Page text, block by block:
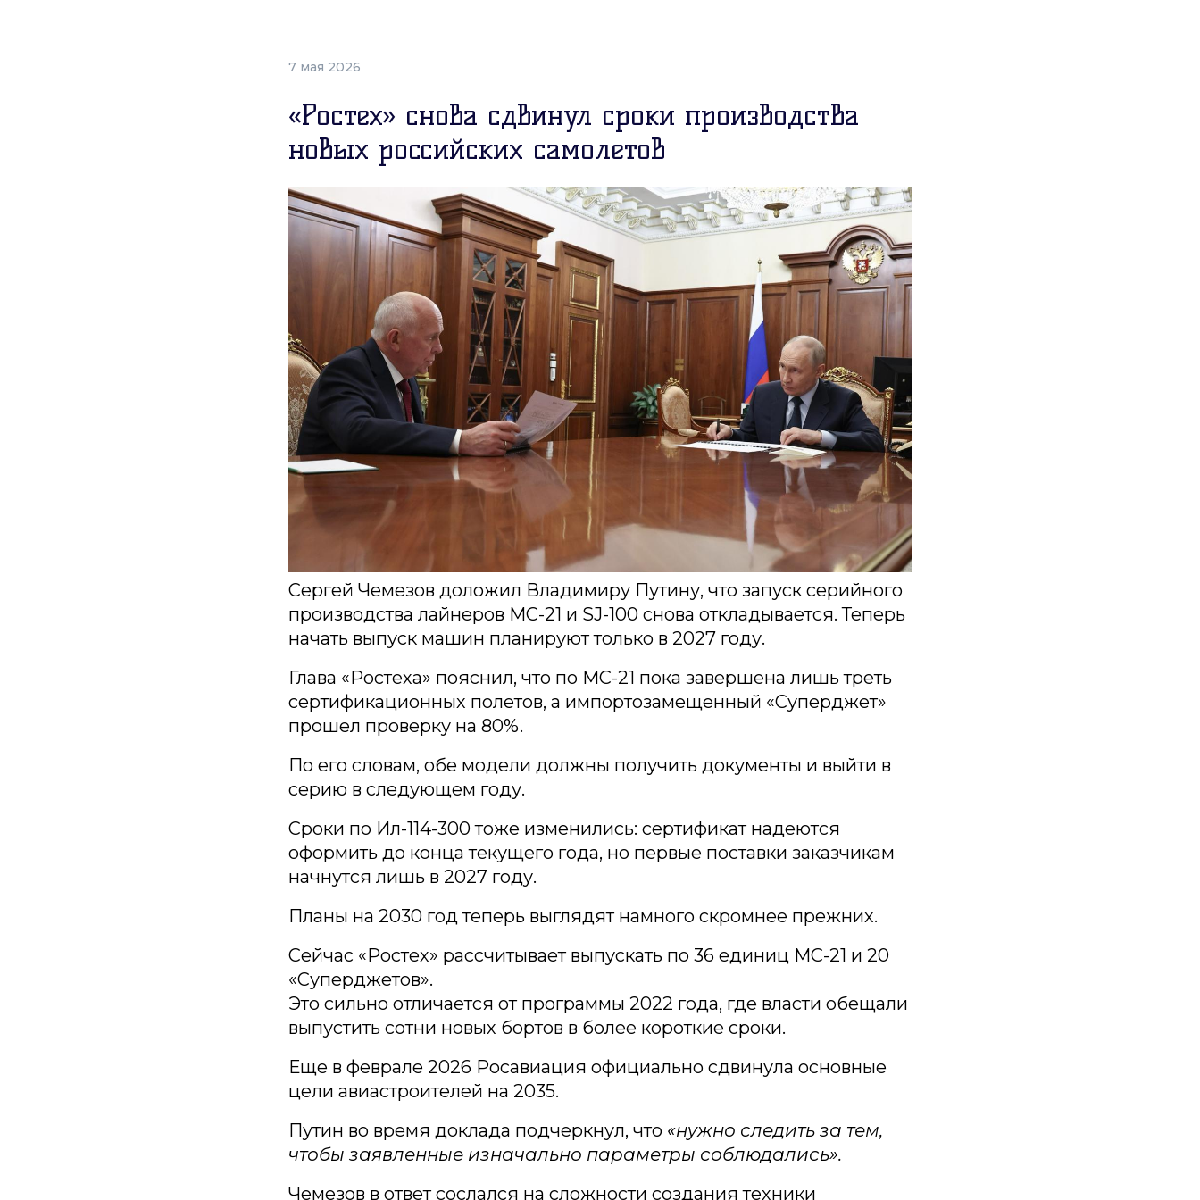
7 мая 2026
«Ростех» снова сдвинул сроки производства
новых российских самолетов
Сергей Чемезов доложил Владимиру Путину, что запуск серийного
производства лайнеров МС-21 и SJ-100 снова откладывается. Теперь
начать выпуск машин планируют только в 2027 году.
Глава «Ростеха» пояснил, что по МС-21 пока завершена лишь треть
сертификационных полетов, а импортозамещенный «Суперджет»
прошел проверку на 80%.
По его словам, обе модели должны получить документы и выйти в
серию в следующем году.
Сроки по Ил-114-300 тоже изменились: сертификат надеются
оформить до конца текущего года, но первые поставки заказчикам
начнутся лишь в 2027 году.
Планы на 2030 год теперь выглядят намного скромнее прежних.
Сейчас «Ростех» рассчитывает выпускать по 36 единиц МС-21 и 20
«Суперджетов».
Это сильно отличается от программы 2022 года, где власти обещали
выпустить сотни новых бортов в более короткие сроки.
Еще в феврале 2026 Росавиация официально сдвинула основные
цели авиастроителей на 2035.
Путин во время доклада подчеркнул, что «нужно следить за тем,
чтобы заявленные изначально параметры соблюдались».
Чемезов в ответ сослался на сложности создания техники